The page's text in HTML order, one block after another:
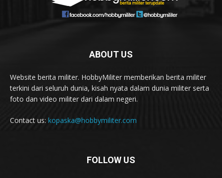
ABOUT US
Website berita militer. HobbyMiliter memberikan berita militer
terkini dari seluruh dunia, kisah nyata dalam dunia militer serta
foto dan video militer dari dalam negeri.
Contact us: kopaska@hobbymiliter.com
FOLLOW US